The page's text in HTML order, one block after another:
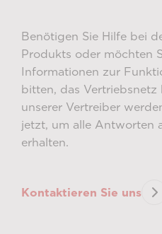
Benötigen Sie Hilfe bei
Produkts oder möchten
Informationen zur
bitten, das
unserer Vertreiber
jetzt, um alle Antworten
erhalten.
Kontaktieren Sie uns